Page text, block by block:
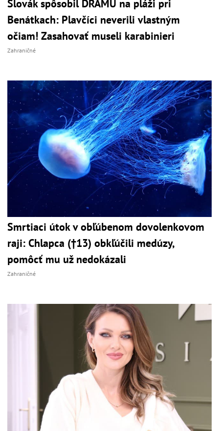
Slovák spôsobil DRÁMU na pláži pri
Benátkach: Plavčíci neverili vlastným
očiam! Zasahovať museli karabinieri
Zahraničné
Smrtiaci útok v obľúbenom dovolenkovom
raji: Chlapca (†13) obkľúčili medúzy,
pomôcť mu už nedokázali
Zahraničné